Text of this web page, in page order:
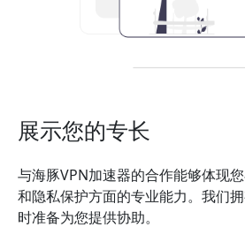
展示您的专长
与海豚VPN加速器的合作能够体现
和隐私保护方面的专业能力。我们
时准备为您提供协助。